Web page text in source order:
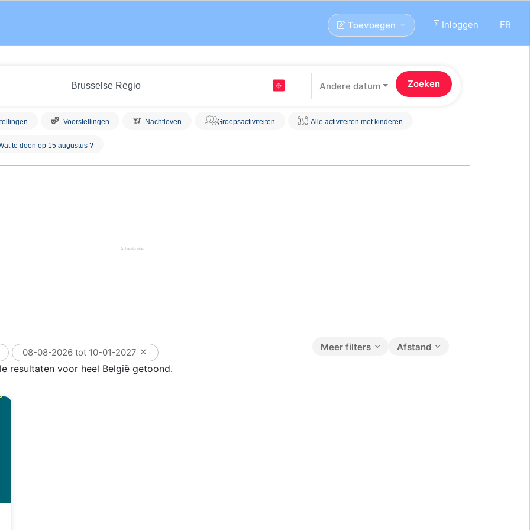
FR
Inloggen
Toevoegen
Andere datum
Voorstellingen Nachtleven Groepsactiviteiten Alle activiteiten met kinderen
te doen op 15 augustus ?
Afstand
Meer filters
08-08-2026 tot 10-01-2027
resultaten voor heel België getoond.